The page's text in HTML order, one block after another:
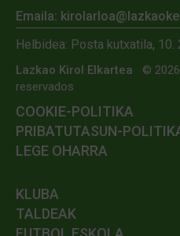
Emaila:
Helbidea: Posta kutxatila,
Lazkao Kirol Elkartea
©
reservados
COOKIE-POLITIKA
PRIBATUTASUN-
LEGE OHARRA
KLUBA
TALDEAK